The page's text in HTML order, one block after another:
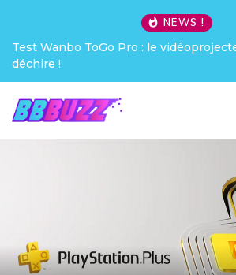
NEWS !
vidéoprojecteur nomade qui